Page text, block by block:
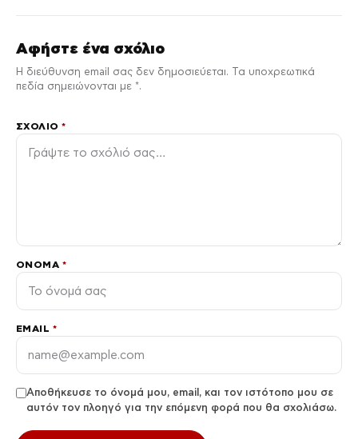
Αφήστε ένα σχόλιο
Η διεύθυνση email σας δεν δημοσιεύεται. Τα υποχρεωτικά
πεδία σημειώνονται με *.
ΣΧΌΛΙΟ*
ΌΝΟΜΑ *
EMAIL *
Αποθήκευσε το όνομά μου, email, και τον ιστότοπο μου σε
αυτόν τον πλοηγό για την επόμενη φορά που θα σχολιάσω.